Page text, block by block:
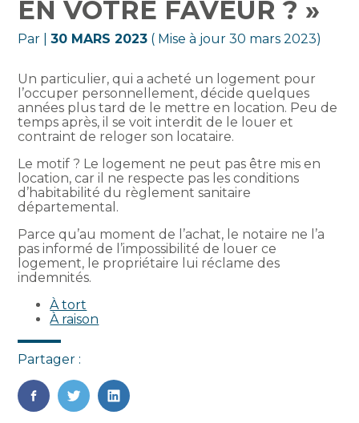
EN VOTRE FAVEUR ? »
Par |30 MARS 2023 ( Mise à jour 30 mars 2023)
Un particulier, qui a acheté un logement pour
l’occuper personnellement, décide quelques
années plus tard de le mettre en location. Peu de
temps après, il se voit interdit de le louer et
contraint de reloger son locataire.
Le motif ? Le logement ne peut pas être mis en
location, car il ne respecte pas les conditions
d’habitabilité du règlement sanitaire
départemental.
Parce qu’au moment de l’achat, le notaire ne l’a
pas informé de l’impossibilité de louer ce
logement, le propriétaire lui réclame des
indemnités.
À tort
À raison
Partager :
FaceBook
TwitterLinkedIn